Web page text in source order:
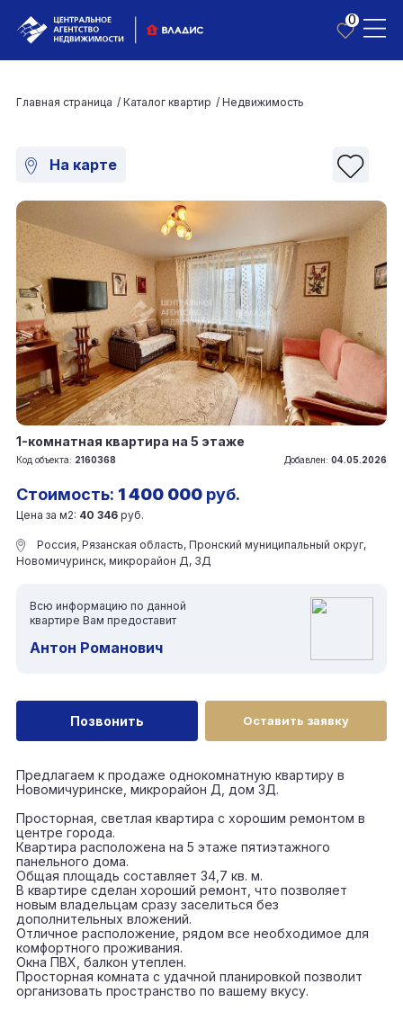
0
Главная страница / Каталог квартир / Недвижимость
На карте
1-комнатная квартира на 5 этаже
Код объекта: 2160368 Добавлен: 04.05.2026
Стоимость: 1 400 000 руб.
Цена за м2: 40 346 руб.
Россия, Рязанская область, Пронский муниципальный округ,
Новомичуринск, микрорайон Д, 3Д
Всю информацию по данной
квартире Вам предоставит
Антон Романович
Позвонить Оставить заявку
Предлагаем к продаже однокомнатную квартиру в
Новомичуринске, микрорайон Д, дом 3Д.
Просторная, светлая квартира с хорошим ремонтом в
центре города.
Квартира расположена на 5 этаже пятиэтажного
панельного дома.
Общая площадь составляет 34,7 кв. м.
В квартире сделан хороший ремонт, что позволяет
новым владельцам сразу заселиться без
дополнительных вложений.
Отличное расположение, рядом все необходимое для
комфортного проживания.
Окна ПВХ, балкон утеплен.
Просторная комната с удачной планировкой позволит
организовать пространство по вашему вкусу.